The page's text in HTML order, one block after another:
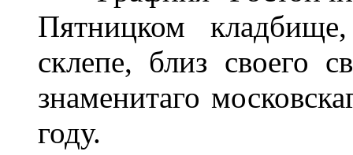
Пятницком
склепе, близ своего
знаменитаго
году.